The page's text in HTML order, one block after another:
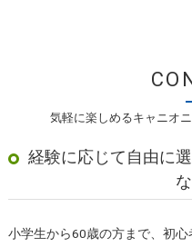
気軽に楽しめるキャニオ
経験に応じて自由に
小学生から60歳の方まで、初